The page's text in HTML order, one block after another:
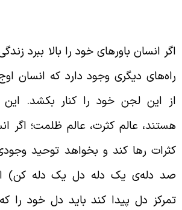
انسان باورهای خود را بالا ببرد
دیگری وجود دارد که انسان اوج
این لجن خود را کنار بکشد. این
عالم کثرت، عالم ظلمت؛ اگر
رها کند و بخواهد توحید
دله‌ی یک دله دل یک دله کن)
دل پیدا کند باید دل خود را